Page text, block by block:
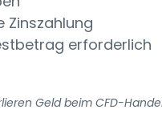
Zinszahlung
erforderlich
Geld beim CFD-